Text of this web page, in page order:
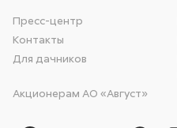
Пресс-центр
Контакты
Для дачников
Акционерам АО «Август»